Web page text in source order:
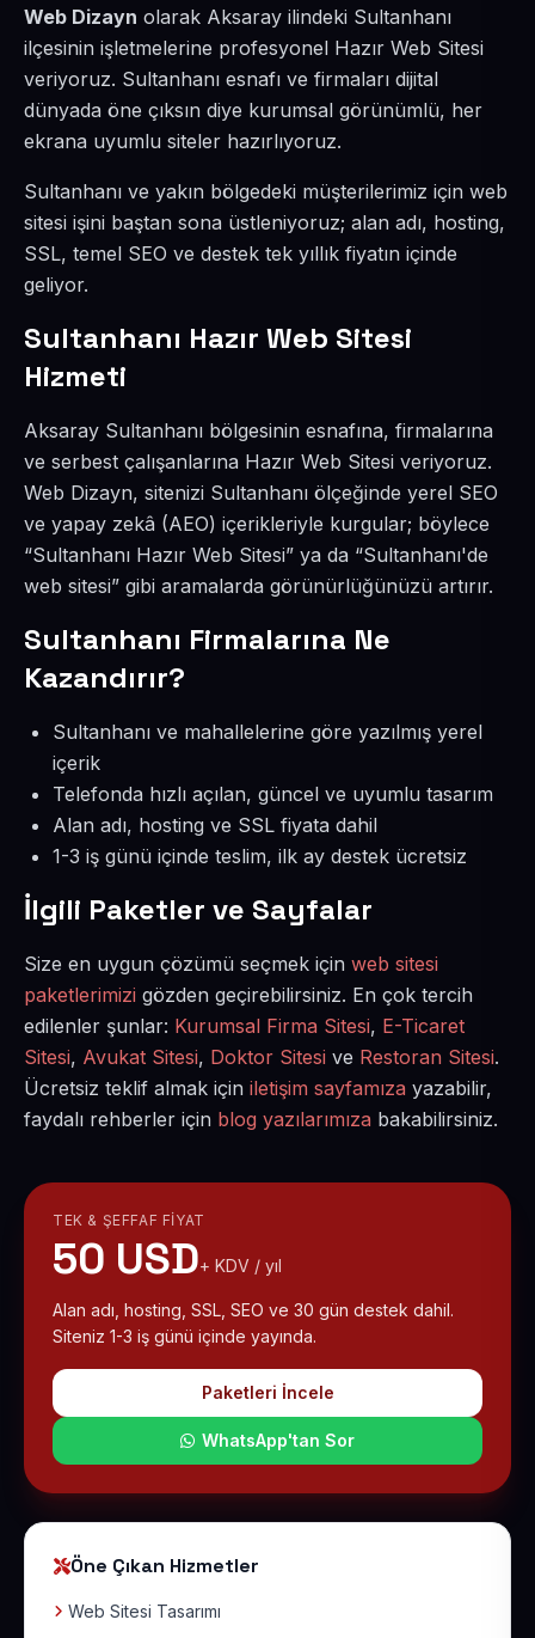
Web Dizayn olarak Aksaray ilindeki Sultanhanı
ilçesinin işletmelerine profesyonel Hazır Web Sitesi
veriyoruz. Sultanhanı esnafı ve firmaları dijital
dünyada öne çıksın diye kurumsal görünümlü, her
ekrana uyumlu siteler hazırlıyoruz.
Sultanhanı ve yakın bölgedeki müşterilerimiz için web
sitesi işini baştan sona üstleniyoruz; alan adı, hosting,
SSL, temel SEO ve destek tek yıllık fiyatın içinde
geliyor.
Sultanhanı Hazır Web Sitesi
Hizmeti
Aksaray Sultanhanı bölgesinin esnafına, firmalarına
ve serbest çalışanlarına Hazır Web Sitesi veriyoruz.
Web Dizayn, sitenizi Sultanhanı ölçeğinde yerel SEO
ve yapay zekâ (AEO) içerikleriyle kurgular; böylece
“Sultanhanı Hazır Web Sitesi” ya da “Sultanhanı'de
web sitesi” gibi aramalarda görünürlüğünüzü artırır.
Sultanhanı Firmalarına Ne
Kazandırır?
Sultanhanı ve mahallelerine göre yazılmış yerel
içerik
Telefonda hızlı açılan, güncel ve uyumlu tasarım
Alan adı, hosting ve SSL fiyata dahil
1-3 iş günü içinde teslim, ilk ay destek ücretsiz
İlgili Paketler ve Sayfalar
Size en uygun çözümü seçmek için web sitesi
paketlerimizi gözden geçirebilirsiniz. En çok tercih
edilenler şunlar: Kurumsal Firma Sitesi, E-Ticaret
Sitesi, Avukat Sitesi, Doktor Sitesi ve Restoran Sitesi.
Ücretsiz teklif almak için iletişim sayfamıza yazabilir,
faydalı rehberler için blog yazılarımıza bakabilirsiniz.
TEK & ŞEFFAF FIYAT
50 USD+ KDV / yıl
Alan adı, hosting, SSL, SEO ve 30 gün destek dahil.
Siteniz 1-3 iş günü içinde yayında.
Paketleri İncele
WhatsApp'tan Sor
Öne Çıkan Hizmetler
Web Sitesi Tasarımı